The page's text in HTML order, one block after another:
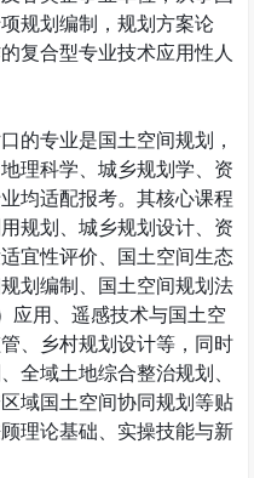
规划编制，规划方案论
复合型专业技术应用性人
的专业是国土空间规划，
理科学、城乡规划学、资
均适配报考。其核心课程
规划、城乡规划设计、资
宜性评价、国土空间生态
划编制、国土空间规划法
应用、遥感技术与国土空
、乡村规划设计等，同时
全域土地综合整治规划、
域国土空间协同规划等贴
理论基础、实操技能与新